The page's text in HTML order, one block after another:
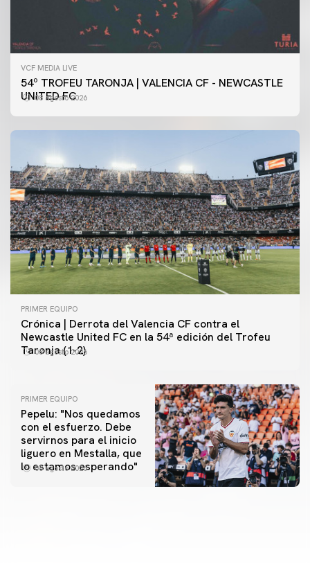
VCF MEDIA LIVE
54º TROFEU TARONJA | VALENCIA CF - NEWCASTLE
UNITED FC
08 agosto 2026
PRIMER EQUIPO
Crónica | Derrota del Valencia CF contra el
Newcastle United FC en la 54ª edición del Trofeu
Taronja (1-2)
08 agosto 2026
PRIMER EQUIPO
Pepelu: "Nos quedamos
con el esfuerzo. Debe
servirnos para el inicio
liguero en Mestalla, que
lo estamos esperando"
08 agosto 2026
PRIMER EQUIPO
Las fotos del Valencia CF-Newcastle United FC
PRIMER EQUIPO
MESTALLA 📍